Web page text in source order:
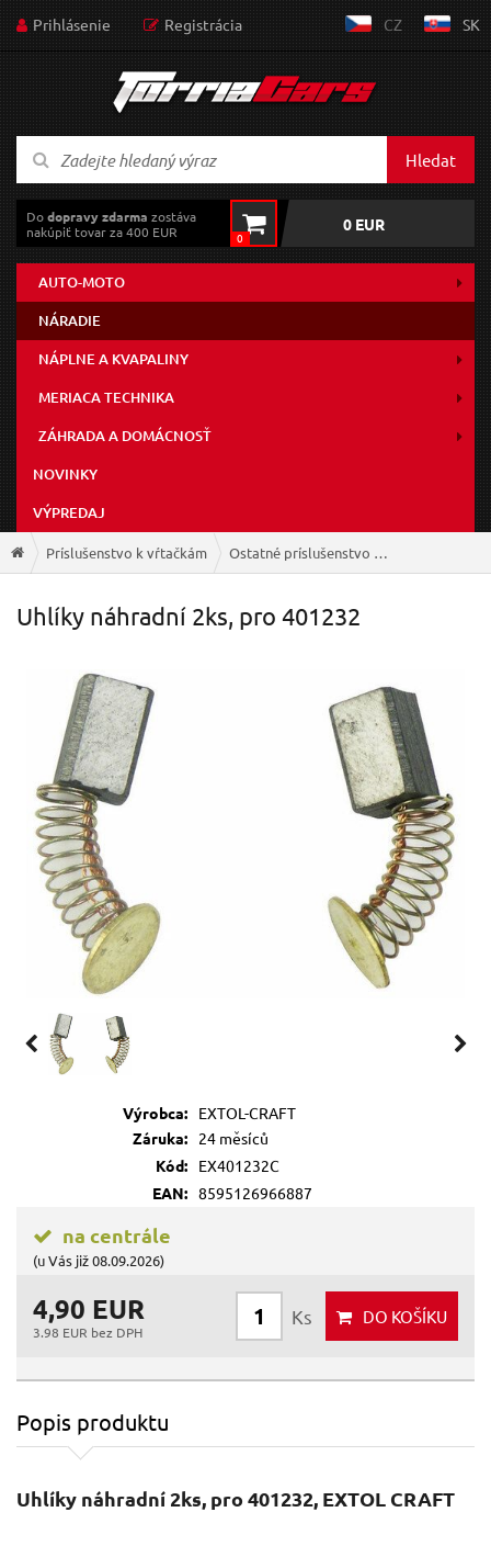
Prihlásenie Registrácia CZ SK
Hledat
Dodopravy zdarma zostáva
nakúpiť tovar za 400 EUR
0
0 EUR
AUTO-MOTO
NÁRADIE
NÁPLNE A KVAPALINY
MERIACA TECHNIKA
ZÁHRADA A DOMÁCNOSŤ
NOVINKY
VÝPREDAJ
Príslušenstvo k vŕtačkám Ostatné príslušenstvo k vŕtačkám
Uhlíky náhradní 2ks, pro 401232
Výrobca:
EXTOL-CRAFT
Záruka:
24 měsíců
Kód:
EX401232C
EAN: 8595126966887
na centrále
(u Vás již 08.09.2026)
4,90 EUR
3.98 EUR bez DPH
Ks DO KOŠÍKU
Popis produktu
Uhlíky náhradní 2ks, pro 401232, EXTOL CRAFT